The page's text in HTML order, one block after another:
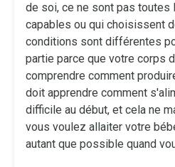
de soi, ce ne sont pas toutes
capables ou qui choisissent
conditions sont différentes
partie parce que votre corps
comprendre comment
doit apprendre comment
difficile au début, et cela ne
vous voulez allaiter votre
autant que possible quand